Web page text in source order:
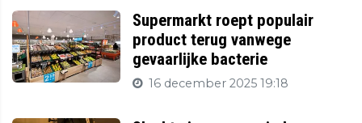
Supermarkt roept populair
product terug vanwege
gevaarlijke bacterie
16 december 2025 19:18